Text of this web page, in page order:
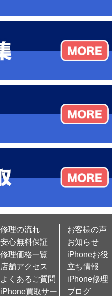
修理の流れ
安心無料保証
修理価格一覧
店舗アクセス
よくあるご質問
iPhone買取サー
お客様の声
お知らせ
iPhoneお役
立ち情報
iPhone修理
ブログ